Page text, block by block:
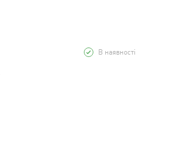
В наявності